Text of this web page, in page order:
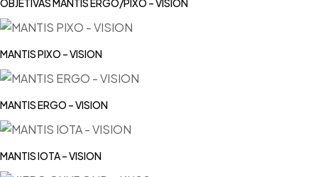
OBJETIVAS MANTIS ERGO/PIXO – VISION
MANTIS PIXO – VISION
MANTIS ERGO – VISION
MANTIS IOTA – VISION